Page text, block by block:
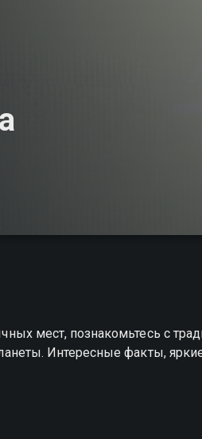
мест, познакомьтесь с
Интересные факты,